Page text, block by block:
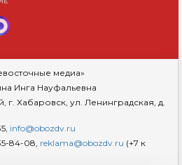
медиа»
Инга Науфальевна
г. Хабаровск, ул. Ленинградская, д.
info@obozdv.ru
84-08, reklama@obozdv.ru (+7 к